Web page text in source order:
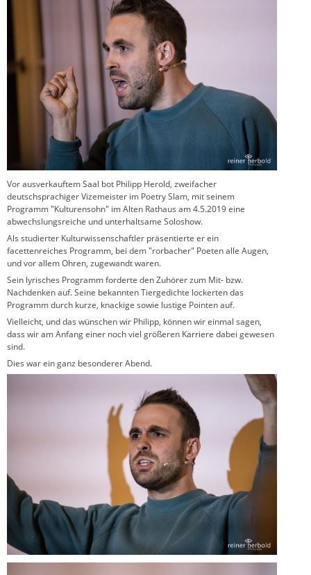
Vor ausverkauftem Saal bot Philipp Herold, zweifacher
deutschsprachiger Vizemeister im Poetry Slam, mit seinem
Programm "Kulturensohn" im Alten Rathaus am 4.5.2019 eine
abwechslungsreiche und unterhaltsame Soloshow.
Als studierter Kulturwissenschaftler präsentierte er ein
facettenreiches Programm, bei dem "rorbacher" Poeten alle Augen,
und vor allem Ohren, zugewandt waren.
Sein lyrisches Programm forderte den Zuhörer zum Mit- bzw.
Nachdenken auf. Seine bekannten Tiergedichte lockerten das
Programm durch kurze, knackige sowie lustige Pointen auf.
Vielleicht, und das wünschen wir Philipp, können wir einmal sagen,
dass wir am Anfang einer noch viel größeren Karriere dabei gewesen
sind.
Dies war ein ganz besonderer Abend.